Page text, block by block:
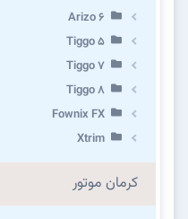
Arizo 6
Tiggo 5
Tiggo 7
Tiggo 8
Fownix FX
Xtrim
کرمان موتور